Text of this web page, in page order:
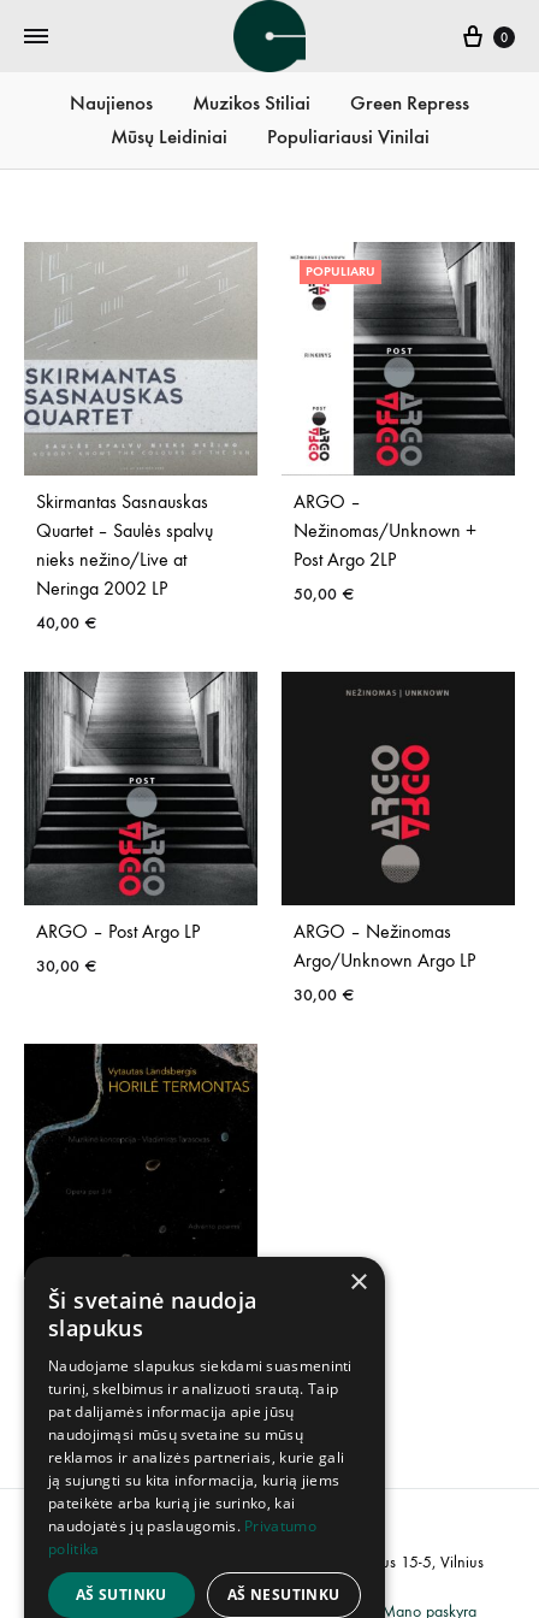
0
Naujienos Muzikos Stiliai
Green Repress
Mūsų Leidiniai
Populiariausi Vinilai
Skirmantas Sasnauskas
Quartet – Saulės spalvų
nieks nežino/Live at
Neringa 2002 LP
40,00 €
POPULIARU
ARGO –
Nežinomas/Unknown +
Post Argo 2LP
50,00 €
ARGO – Post Argo LP
30,00 €
ARGO – Nežinomas
Argo/Unknown Argo LP
30,00 €
Vytautas Landsbergis –
Horilė Termontas LP
30,00€
PVM kodas: LT100007358113, Adresas: Popieriaus 15-5, Vilnius
Grąžinimų politika Privatumo politika Mano paskyra
×
Ši svetainė naudoja
slapukus
Naudojame slapukus siekdami suasmeninti
turinį, skelbimus ir analizuoti srautą. Taip
pat dalijamės informacija apie jūsų
naudojimąsi mūsų svetaine su mūsų
reklamos ir analizės partneriais, kurie gali
ją sujungti su kita informacija, kurią jiems
pateikėte arba kurią jie surinko, kai
naudojatės jų paslaugomis. Privatumo
politika
AŠ SUTINKU AŠ NESUTINKU